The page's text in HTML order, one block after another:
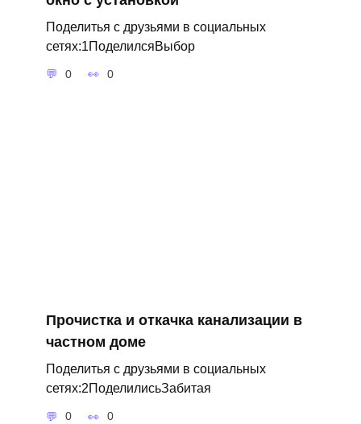
Поделитья с друзьями в социальных
сетях:1ПоделилсяВыбор
0 0
Прочистка и откачка канализации в
частном доме
Поделитья с друзьями в социальных
сетях:2ПоделилисьЗабитая
0 0